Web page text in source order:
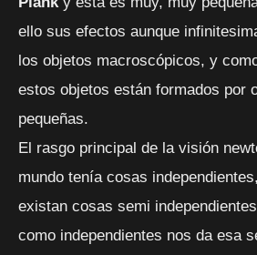
ello sus efectos aunque
los objetos macroscópicos, y
estos objetos están formados por
pequeñas.
El rasgo principal de la visión
mundo tenía cosas
existan cosas semi
como independientes nos da esa